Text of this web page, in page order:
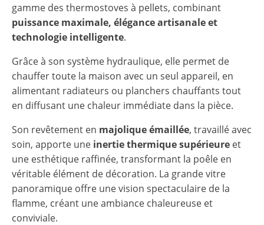
gamme des thermostoves à pellets, combinant
puissance maximale, élégance artisanale et
technologie intelligente.
Grâce à son système hydraulique, elle permet de
chauffer toute la maison avec un seul appareil, en
alimentant radiateurs ou planchers chauffants tout
en diffusant une chaleur immédiate dans la pièce.
Son revêtement en majolique émaillée, travaillé avec
soin, apporte une inertie thermique supérieure et
une esthétique raffinée, transformant la poêle en
véritable élément de décoration. La grande vitre
panoramique offre une vision spectaculaire de la
flamme, créant une ambiance chaleureuse et
conviviale.